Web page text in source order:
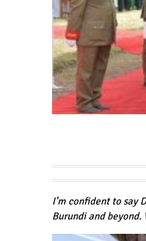
I’m confident to say
Burundi and